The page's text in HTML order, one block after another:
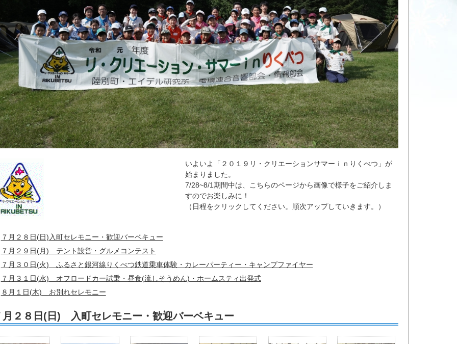
いよいよ「２０１９リ・クリエーションサマーｉｎりくべつ」が
始まりました。
7/28~8/1期間中は、こちらのページから画像で様子をご紹介しま
すのでお楽しみに！
（日程をクリックしてください。順次アップしていきます。）
７月２８日(日)入町セレモニー・歓迎バーベキュー
７月２９日(月) テント設営・グルメコンテスト
７月３０日(火) ふるさと銀河線りくべつ鉄道乗車体験・カレーパーティー・キャンプファイヤー
７月３１日(水) オフロードカー試乗・昼食(流しそうめん)・ホームスティ出発式
８月１日(木) お別れセレモニー
月２８日(日) 入町セレモニー・歓迎バーベキュー